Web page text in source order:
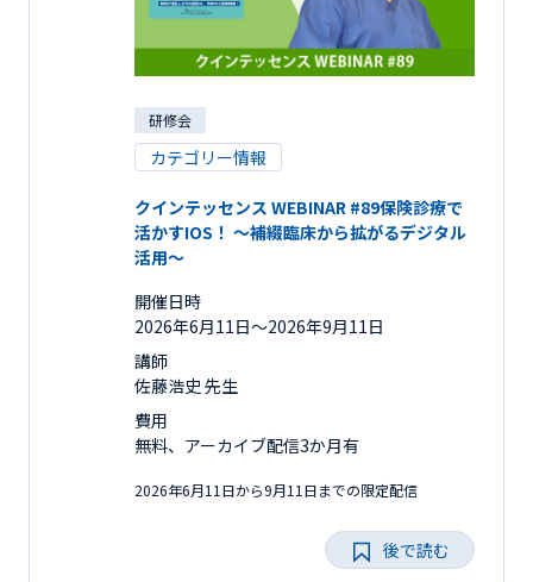
研修会
カテゴリー情報
クインテッセンス WEBINAR #89保険診療で
活かすIOS！ ～補綴臨床から拡がるデジタル
活用～
開催日時
2026年6月11日〜2026年9月11日
講師
佐藤浩史 先生
費用
無料、アーカイブ配信3か月有
2026年6月11日から9月11日までの限定配信
後で読む